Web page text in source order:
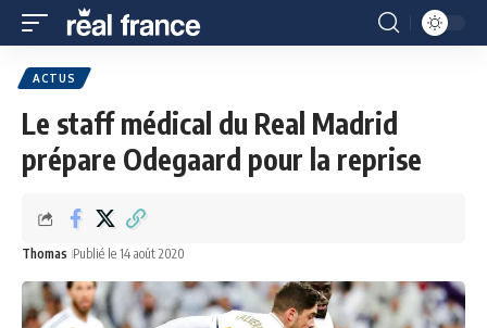
ACTUS
Le staff médical du Real Madrid
prépare Odegaard pour la reprise
Thomas Publié le 14 août 2020